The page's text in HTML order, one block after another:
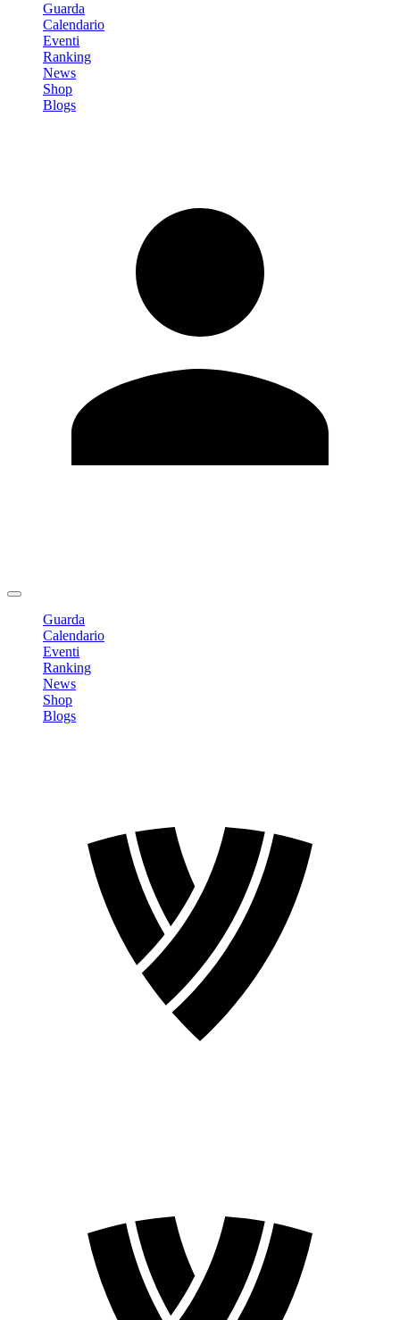
Guarda
Calendario
Eventi
Ranking
News
Shop
Blogs
Guarda
Calendario
Eventi
Ranking
News
Shop
Blogs